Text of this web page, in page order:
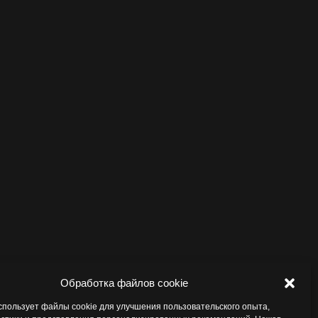
Обработка файлов cookie
файлы cookie для улучшения пользовательского опыта,